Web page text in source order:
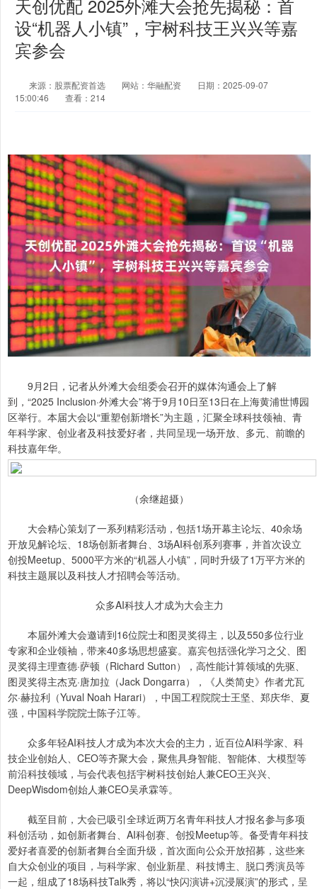
天创优配 2025外滩大会抢先揭秘：首
设“机器人小镇”，宇树科技王兴兴等嘉
宾参会
来源：股票配资首选 网站：华融配资
日期：2025-09-07
15:00:46
查看：214
9月2日，记者从外滩大会组委会召开的媒体沟通会上了解
到，“2025 Inclusion·外滩大会”将于9月10日至13日在上海黄浦世博园
区举行。本届大会以“重塑创新增长”为主题，汇聚全球科技领袖、青
年科学家、创业者及科技爱好者，共同呈现一场开放、多元、前瞻的
科技嘉年华。
（余继超摄）
大会精心策划了一系列精彩活动，包括1场开幕主论坛、40余场
开放见解论坛、18场创新者舞台、3场AI科创系列赛事，并首次设立
创投Meetup、5000平方米的“机器人小镇”，同时升级了1万平方米的
科技主题展以及科技人才招聘会等活动。
众多AI科技人才成为大会主力
本届外滩大会邀请到16位院士和图灵奖得主，以及550多位行业
专家和企业领袖，带来40多场思想盛宴。嘉宾包括强化学习之父、图
灵奖得主理查德·萨顿（Richard Sutton），高性能计算领域的先驱、
图灵奖得主杰克·唐加拉（Jack Dongarra），《人类简史》作者尤瓦
尔·赫拉利（Yuval Noah Harari），中国工程院院士王坚、郑庆华、夏
强，中国科学院院士陈子江等。
众多年轻AI科技人才成为本次大会的主力，近百位AI科学家、科
技企业创始人、CEO等齐聚大会，聚焦具身智能、智能体、大模型等
前沿科技领域，与会代表包括宇树科技创始人兼CEO王兴兴、
DeepWisdom创始人兼CEO吴承霖等。
截至目前，大会已吸引全球近两万名青年科技人才报名参与多项
科创活动，如创新者舞台、AI科创赛、创投Meetup等。备受青年科技
爱好者喜爱的创新者舞台全面升级，首次面向公众开放招募，这些来
自大众创业的项目，与科学家、创业新星、科技博主、脱口秀演员等
一起，组成了18场科技Talk秀，将以“快闪演讲+沉浸展演”的形式，呈